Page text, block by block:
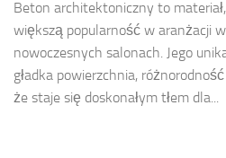
Beton architektoniczny to
większą popularność w aranżacji
nowoczesnych salonach. Jego
gładka powierzchnia,
że staje się doskonałym tłem dla...